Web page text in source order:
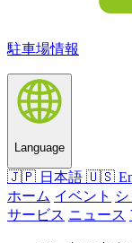
駐車場情報
Language
🇯🇵 日本語 🇺🇸
ホーム イベント
サービス ニュース